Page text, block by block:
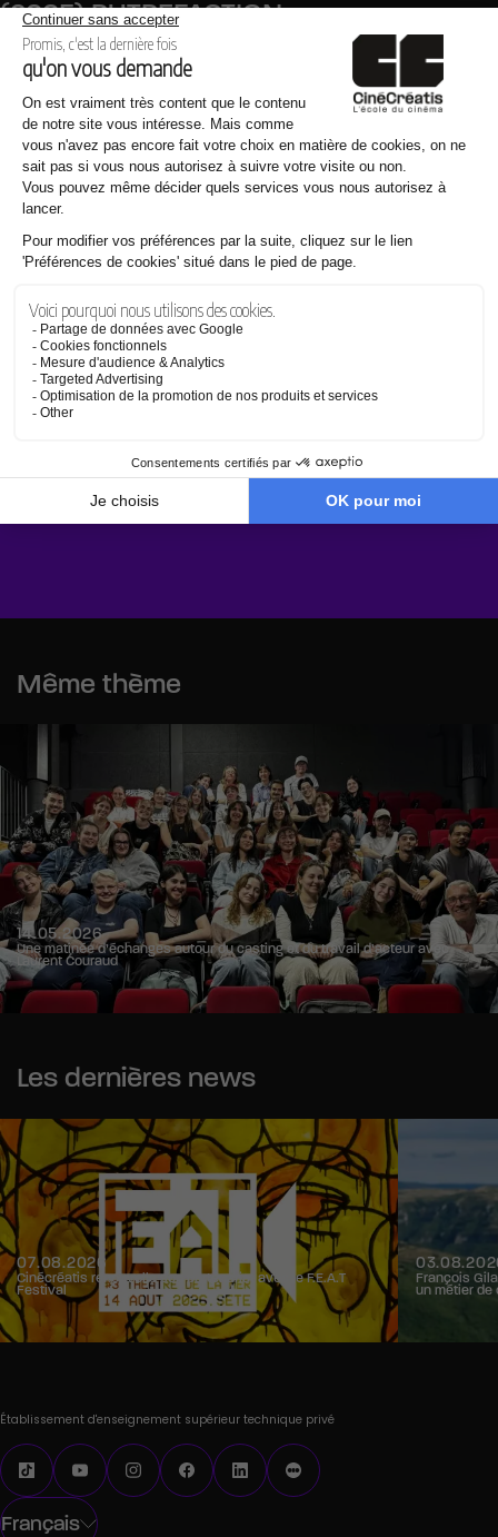
(2005) PUTREFACTION
Synopsis : Rongée par la culpabilité, une jeune femme va se
confesser à un prêtre étrange.
(2005) KATOPTRON
Synopsis : Un professeur de génétique est obsédé par lidée
Même thème
14.05.2026
Une matinée d’échanges autour du casting et du travail d’acteur avec
Laurent Couraud
Les dernières news
07.08.2026
Cinécréatis renouvelle son partenariat avec le F.E.A.T
Festival
François
un métier de
Établissement d'enseignement supérieur technique privé
Français